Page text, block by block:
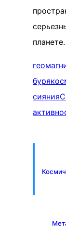
планете.
буря
сияния